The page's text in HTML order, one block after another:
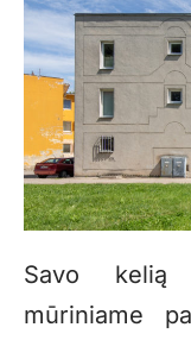
Savo kelią
mūriniame